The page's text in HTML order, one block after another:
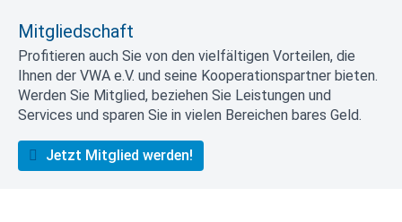
Mitgliedschaft
Profitieren auch Sie von den vielfältigen Vorteilen, die
Ihnen der VWA e.V. und seine Kooperationspartner bieten.
Werden Sie Mitglied, beziehen Sie Leistungen und
Services und sparen Sie in vielen Bereichen bares Geld.
Jetzt Mitglied werden!